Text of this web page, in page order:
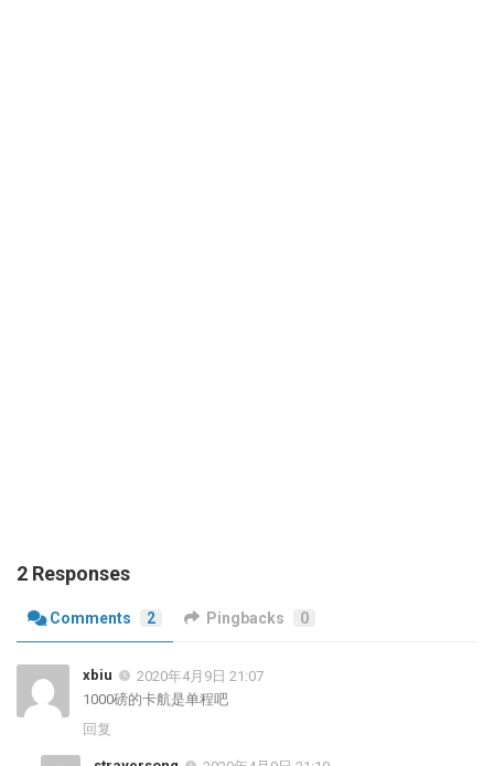
2 Responses
Comments 2 Pingbacks 0
xbiu
2020年4月9日 21:07
1000磅的卡航是单程吧
回复